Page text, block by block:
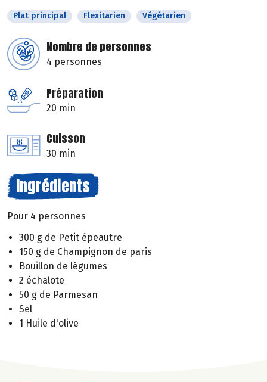
Plat principal Flexitarien Végétarien
Nombre de personnes
4 personnes
Préparation
20 min
Cuisson
30 min
Ingrédients
Pour 4 personnes
300 g de Petit épeautre
150 g de Champignon de paris
Bouillon de légumes
2 échalote
50 g de Parmesan
Sel
1 Huile d'olive